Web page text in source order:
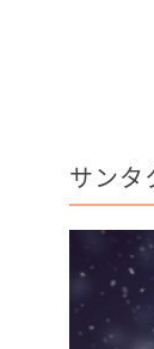
サンタ